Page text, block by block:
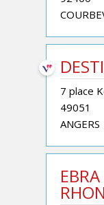
7 place
49051
ANGERS